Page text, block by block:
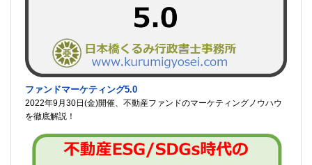
ファンドマーケティング5.0
2022年9月30日(金)開催、不動産ファンドのマーケティングノウハウ
を徹底解説！